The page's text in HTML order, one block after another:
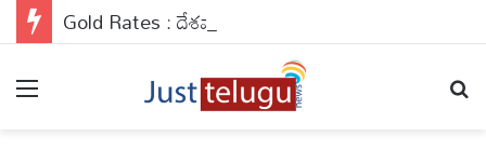
Menu